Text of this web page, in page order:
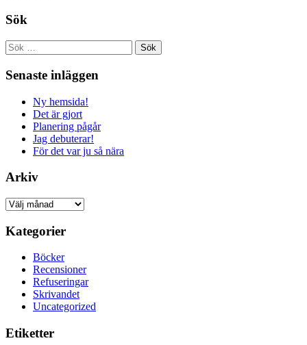
Sök
Sök
efter:
Senaste inläggen
Ny hemsida!
Det är gjort
Planering pågår
Jag debuterar!
För det var ju så nära
Arkiv
Arkiv
Kategorier
Böcker
Recensioner
Refuseringar
Skrivandet
Uncategorized
Etiketter